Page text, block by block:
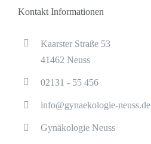
Kontakt Informationen
Kaarster Straße 53
41462 Neuss
02131 - 55 456
info@gynaekologie-neuss.de
Gynäkologie Neuss